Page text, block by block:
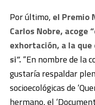
Por último, el Premio
Carlos Nobre, acoge
exhortación, a la
si”.“En nombre de la
gustaría respaldar
socioecológicas de
hermano, el